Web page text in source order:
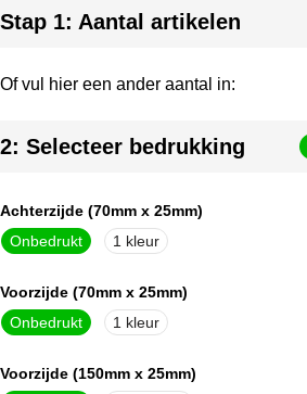
Stap 1: Aantal artikelen
Of vul hier een ander aantal in:
2: Selecteer bedrukking
Achterzijde (70mm x 25mm)
Onbedrukt
1
Voorzijde (70mm x 25mm)
Onbedrukt
1
Voorzijde (150mm x 25mm)